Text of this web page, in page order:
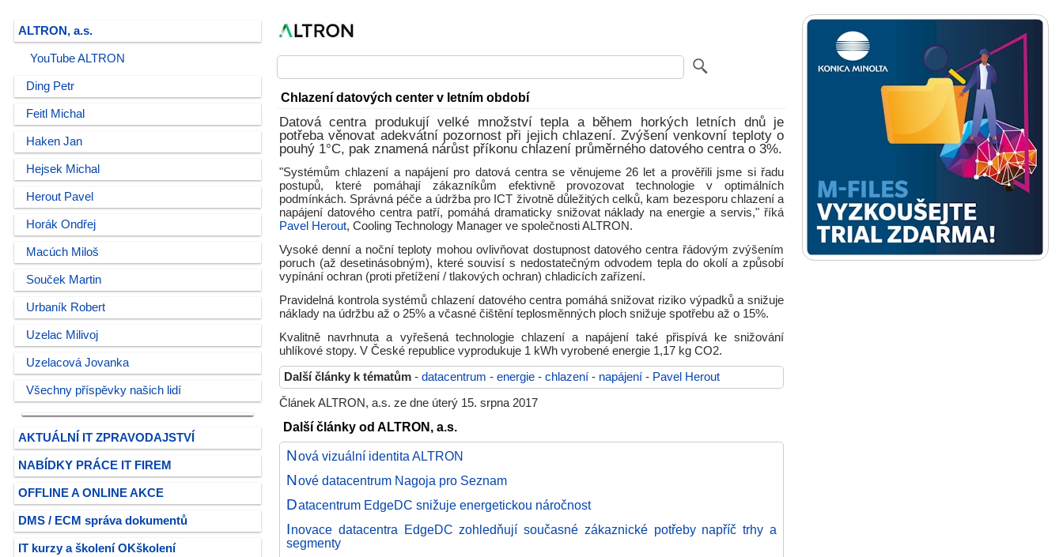
ALTRON, a.s.
YouTube ALTRON
Ding Petr
Feitl Michal
Haken Jan
Hejsek Michal
Herout Pavel
Horák Ondřej
Macúch Miloš
Souček Martin
Urbaník Robert
Uzelac Milivoj
Uzelacová Jovanka
Všechny příspěvky našich lidí
AKTUÁLNÍ IT ZPRAVODAJSTVÍ
NABÍDKY PRÁCE IT FIREM
OFFLINE A ONLINE AKCE
DMS / ECM správa dokumentů
IT kurzy a školení OKškolení
Chlazení datových center v letním období
Datová centra produkují velké množství tepla a během horkých letních dnů je
potřeba věnovat adekvátní pozornost při jejich chlazení. Zvýšení venkovní teploty o
pouhý 1°C, pak znamená nárůst příkonu chlazení průměrného datového centra o 3%.
"Systémům chlazení a napájení pro datová centra se věnujeme 26 let a prověřili jsme si řadu
postupů, které pomáhají zákazníkům efektivně provozovat technologie v optimálních
podmínkách. Správná péče a údržba pro ICT životně důležitých celků, kam bezesporu chlazení a
napájení datového centra patří, pomáhá dramaticky snižovat náklady na energie a servis," říká
Pavel Herout, Cooling Technology Manager ve společnosti ALTRON.
Vysoké denní a noční teploty mohou ovlivňovat dostupnost datového centra řádovým zvýšením
poruch (až desetinásobným), které souvisí s nedostatečným odvodem tepla do okolí a způsobí
vypínání ochran (proti přetížení / tlakových ochran) chladicích zařízení.
Pravidelná kontrola systémů chlazení datového centra pomáhá snižovat riziko výpadků a snižuje
náklady na údržbu až o 25% a včasné čištění teplosměnných ploch snižuje spotřebu až o 15%.
Kvalitně navrhnuta a vyřešená technologie chlazení a napájení také přispívá ke snižování
uhlíkové stopy. V České republice vyprodukuje 1 kWh vyrobené energie 1,17 kg CO2.
Další články k tématům - datacentrum - energie - chlazení - napájení - Pavel Herout
Článek ALTRON, a.s. ze dne úterý 15. srpna 2017
Další články od ALTRON, a.s.
Nová vizuální identita ALTRON
Nové datacentrum Nagoja pro Seznam
Datacentrum EdgeDC snižuje energetickou náročnost
Inovace datacentra EdgeDC zohledňují současné zákaznické potřeby napříč trhy a
segmenty